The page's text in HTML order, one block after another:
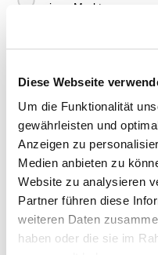
Diese Webseite
Um die Funktionalität
gewährleisten und
Anzeigen zu
Medien anbieten zu
Website zu analysieren
Partner führen diese
weiteren Daten
haben oder die sie im
einen Markt
Menge
ZUBEHÖR UND PASSENDE